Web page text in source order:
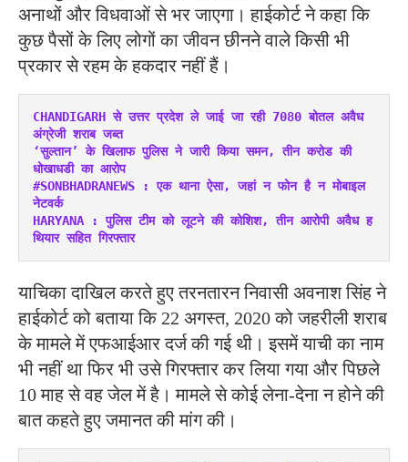
अनाथों और विधवाओं से भर जाएगा। हाईकोर्ट ने कहा कि
कुछ पैसों के लिए लोगों का जीवन छीनने वाले किसी भी
प्रकार से रहम के हकदार नहीं हैं।
CHANDIGARH से उत्तर प्रदेश ले जाई जा रही 7080 बोतल अवैध
अंग्रेजी शराब जब्त
‘सुल्तान’ के खिलाफ पुलिस ने जारी किया समन, तीन करोड की
धोखाधडी का आरोप
#SONBHADRANEWS : एक थाना ऐसा, जहां न फोन है न मोबाइल
नेटवर्क
HARYANA : पुलिस टीम को लूटने की कोशिश, तीन आरोपी अवैध ह
थियार सहित गिरफ्तार
याचिका दाखिल करते हुए तरनतारन निवासी अवनाश सिंह ने
हाईकोर्ट को बताया कि 22 अगस्त, 2020 को जहरीली शराब
के मामले में एफआईआर दर्ज की गई थी। इसमें याची का नाम
भी नहीं था फिर भी उसे गिरफ्तार कर लिया गया और पिछले
10 माह से वह जेल में है। मामले से कोई लेना-देना न होने की
बात कहते हुए जमानत की मांग की।